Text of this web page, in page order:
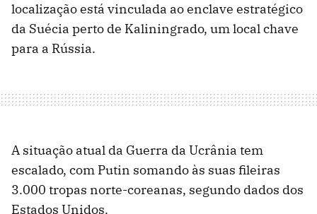
localização está vinculada ao enclave estratégico
da Suécia perto de Kaliningrado, um local chave
para a Rússia.
A situação atual da Guerra da Ucrânia tem
escalado, com Putin somando às suas fileiras
3.000 tropas norte-coreanas, segundo dados dos
Estados Unidos.